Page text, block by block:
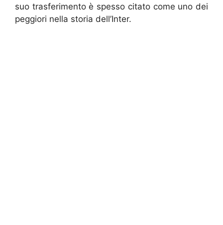
suo trasferimento è spesso citato come uno dei
peggiori nella storia dell’Inter.